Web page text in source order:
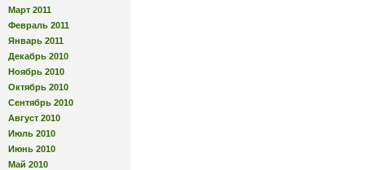
Март 2011
Февраль 2011
Январь 2011
Декабрь 2010
Ноябрь 2010
Октябрь 2010
Сентябрь 2010
Август 2010
Июль 2010
Июнь 2010
Май 2010